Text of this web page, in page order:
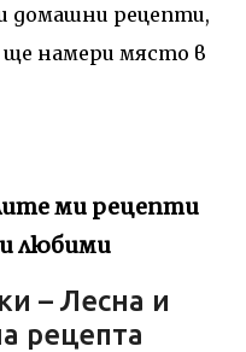
домашни рецепти,
ще намери място в
ми рецепти
любими
– Лесна и
рецепта